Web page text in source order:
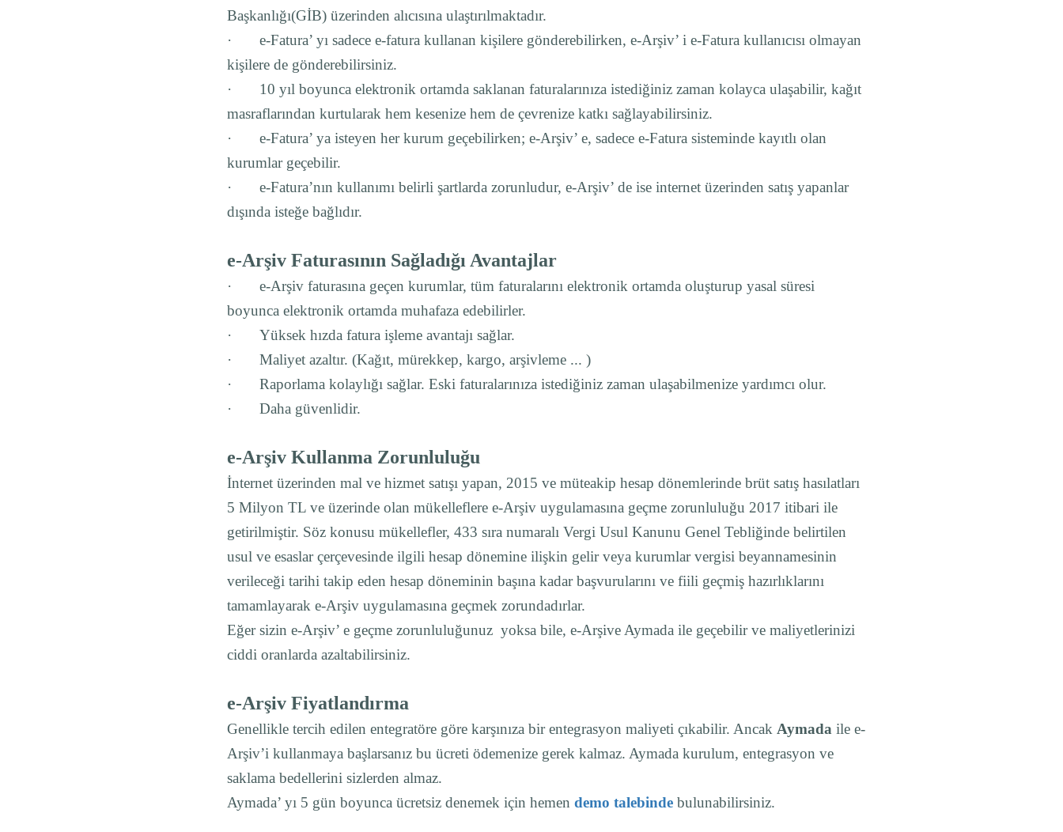
Başkanlığı(GİB) üzerinden alıcısına ulaştırılmaktadır.
· e-Fatura’ yı sadece e-fatura kullanan kişilere gönderebilirken, e-Arşiv’ i e-Fatura kullanıcısı olmayan
kişilere de gönderebilirsiniz.
· 10 yıl boyunca elektronik ortamda saklanan faturalarınıza istediğiniz zaman kolayca ulaşabilir, kağıt
masraflarından kurtularak hem kesenize hem de çevrenize katkı sağlayabilirsiniz.
· e-Fatura’ ya isteyen her kurum geçebilirken; e-Arşiv’ e, sadece e-Fatura sisteminde kayıtlı olan
kurumlar geçebilir.
· e-Fatura’nın kullanımı belirli şartlarda zorunludur, e-Arşiv’ de ise internet üzerinden satış yapanlar
dışında isteğe bağlıdır.
e-Arşiv Faturasının Sağladığı Avantajlar
· e-Arşiv faturasına geçen kurumlar, tüm faturalarını elektronik ortamda oluşturup yasal süresi
boyunca elektronik ortamda muhafaza edebilirler.
· Yüksek hızda fatura işleme avantajı sağlar.
· Maliyet azaltır. (Kağıt, mürekkep, kargo, arşivleme ... )
· Raporlama kolaylığı sağlar. Eski faturalarınıza istediğiniz zaman ulaşabilmenize yardımcı olur.
· Daha güvenlidir.
e-Arşiv Kullanma Zorunluluğu
İnternet üzerinden mal ve hizmet satışı yapan, 2015 ve müteakip hesap dönemlerinde brüt satış hasılatları
5 Milyon TL ve üzerinde olan mükelleflere e-Arşiv uygulamasına geçme zorunluluğu 2017 itibari ile
getirilmiştir. Söz konusu mükellefler, 433 sıra numaralı Vergi Usul Kanunu Genel Tebliğinde belirtilen
usul ve esaslar çerçevesinde ilgili hesap dönemine ilişkin gelir veya kurumlar vergisi beyannamesinin
verileceği tarihi takip eden hesap döneminin başına kadar başvurularını ve fiili geçmiş hazırlıklarını
tamamlayarak e-Arşiv uygulamasına geçmek zorundadırlar.
Eğer sizin e-Arşiv’ e geçme zorunluluğunuz yoksa bile, e-Arşive Aymada ile geçebilir ve maliyetlerinizi
ciddi oranlarda azaltabilirsiniz.
e-Arşiv Fiyatlandırma
Genellikle tercih edilen entegratöre göre karşınıza bir entegrasyon maliyeti çıkabilir. Ancak Aymada ile e-
Arşiv’i kullanmaya başlarsanız bu ücreti ödemenize gerek kalmaz. Aymada kurulum, entegrasyon ve
saklama bedellerini sizlerden almaz.
Aymada’ yı 5 gün boyunca ücretsiz denemek için hemen demo talebinde bulunabilirsiniz.